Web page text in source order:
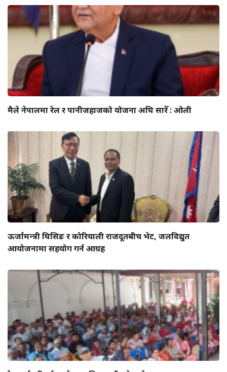
मैले नेपालमा रेल र पानीजहाजको योजना अघि सारेँ : ओली
ऊर्जामन्त्री घिसिङ र कोरियाली राजदूतबीच भेट, जलविद्युत
आयोजनामा सहयोग गर्न आग्रह